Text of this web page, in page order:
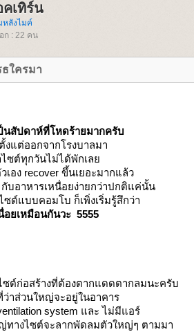
เทิร์น
ลังไมค์
ก : 22 คน
ใครมา
นสัปดาห์ที่โหดร้ายมากครับ
งแต่ออกจากโรงบาลมา
ไซต์ทุกวันไม่ได้พักเล
เอง recover ขึ้นเยอะมากแล้ว
กับอาหารเหนื่อยง่ายกว่าปกติแค่นั้น
ต์แบบคอมโบ ก็เพิ่งเริ่มรู้สึกว่า
อยเหมือนกันวะ 5555
ซต์ก่อสร้างที่ต้องตากแดดตากลมนะครับ
ว่าส่วนใหญ่จะอยู่ในอาคาร
system และ ไม่มีแอร์
ทางไซต์จะลากพัดลมตัวใหญ่ๆ ตามมา